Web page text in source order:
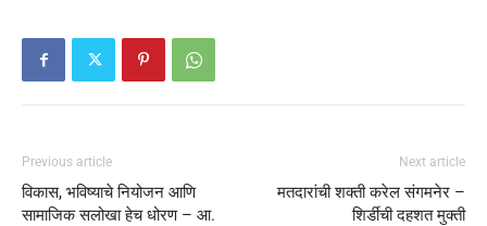
Previous article
विकास, भविष्याचे नियोजन आणि
सामाजिक सलोखा हेच धोरण – आ.
Next article
मतदारांची शक्ती करेल संगमनेर –
शिर्डीची दहशत मुक्ती